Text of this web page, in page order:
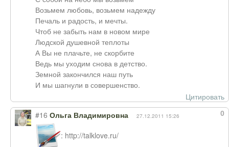
Возьмем любовь, возьмем надежду
Печаль и радость, и мечты.
Чтоб не забыть нам в новом мире
Людской душевной теплоты
А Вы не плачьте, не скорбите
Ведь мы уходим снова в детство.
Земной закончился наш путь
И мы шагнули в совершенство.
Цитировать
0
#16 Ольга Владимировна 27.12.2011 15:26
: http://talklove.ru/